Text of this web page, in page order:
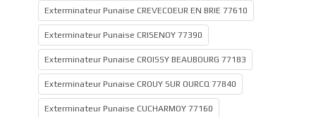
Exterminateur Punaise CREVECOEUR EN BRIE 77610
Exterminateur Punaise CRISENOY 77390
Exterminateur Punaise CROISSY BEAUBOURG 77183
Exterminateur Punaise CROUY SUR OURCQ 77840
Exterminateur Punaise CUCHARMOY 77160